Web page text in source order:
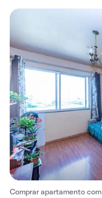
Comprar apartamento